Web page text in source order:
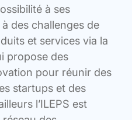
à ses
des challenges de
et services via la
propose des
pour réunir des
startups et des
l’ILEPS est